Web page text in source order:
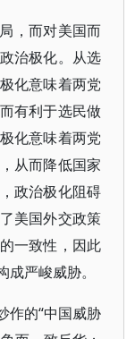
，而对美国而
治极化。从选
化意味着两党
有利于选民做
化意味着两党
从而降低国家
政治极化阻碍
美国外交政策
一致性，因此
严峻威胁。
作的“中国威胁